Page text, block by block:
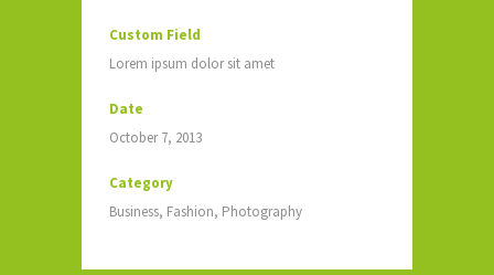
Custom Field
Lorem ipsum dolor sit amet
Date
October 7, 2013
Category
Business, Fashion, Photography